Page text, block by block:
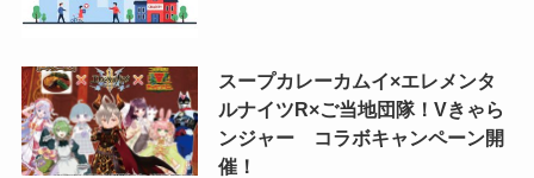
スープカレーカムイ×エレメンタ
ルナイツR×ご当地団隊！Vきゃら
ンジャー コラボキャンペーン開
催！